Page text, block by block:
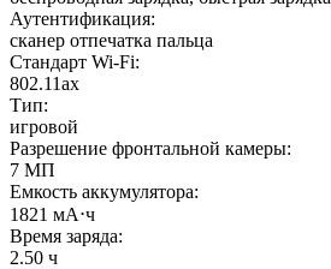
Аутентификация:
сканер отпечатка пальца
Стандарт Wi-Fi:
802.11ax
Тип:
игровой
Разрешение фронтальной камеры:
7 МП
Емкость аккумулятора:
1821 мА⋅ч
Время заряда:
2.50 ч